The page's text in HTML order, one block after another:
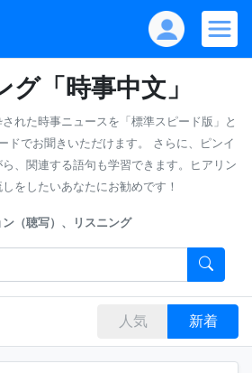
グ「時事中文」
れた時事ニュースを「標準スピード版」と
ドでお聞きいただけます。
さらに、ピンイ
、関連する語句も学習できます。ヒアリン
をしたいあなたにお勧めです！
（聴写）、リスニング
人気 新着